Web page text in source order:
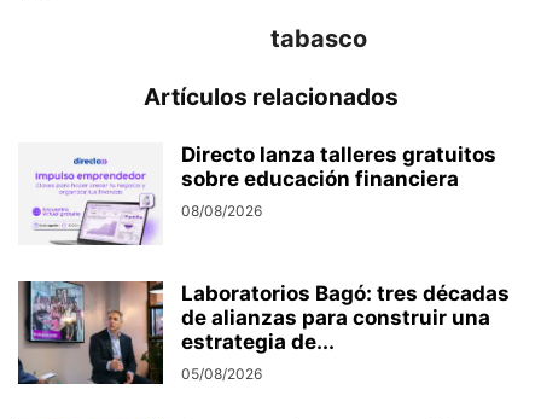
tabasco
Artículos relacionados
Directo lanza talleres gratuitos
sobre educación financiera
08/08/2026
Laboratorios Bagó: tres décadas
de alianzas para construir una
estrategia de...
05/08/2026